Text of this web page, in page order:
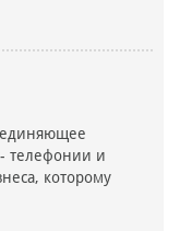
телефонии и
которому